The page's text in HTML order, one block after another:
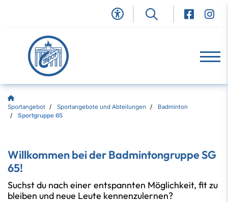
Sportangebot Sportangebote und Abteilungen
Badminton
Sportgruppe 65
Willkommen bei der Badmintongruppe SG
65!
Suchst du nach einer entspannten Möglichkeit, fit zu
bleiben und neue Leute kennenzulernen?